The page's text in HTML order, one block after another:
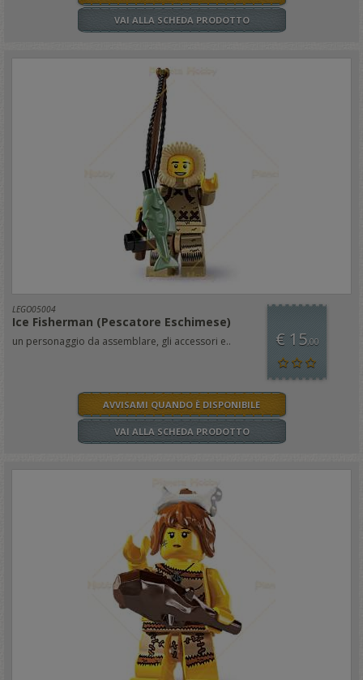
VAI ALLA SCHEDA PRODOTTO
LEGO05004
Ice Fisherman (Pescatore Eschimese)
un personaggio da assemblare, gli accessori e.. € 15,00
AVVISAMI QUANDO È DISPONIBILE
VAI ALLA SCHEDA PRODOTTO